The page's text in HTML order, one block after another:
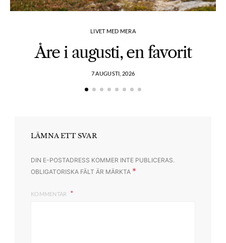
LIVET MED MERA
Åre i augusti, en favorit
7 AUGUSTI, 2026
LÄMNA ETT SVAR
DIN E-POSTADRESS KOMMER INTE PUBLICERAS.
OBLIGATORISKA FÄLT ÄR MÄRKTA *
KOMMENTAR